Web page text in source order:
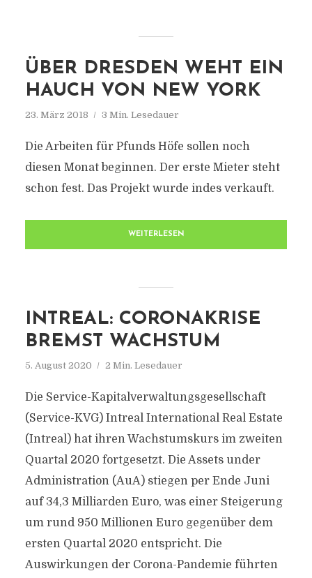
ÜBER DRESDEN WEHT EIN
HAUCH VON NEW YORK
23. März 2018 3 Min. Lesedauer
Die Arbeiten für Pfunds Höfe sollen noch
diesen Monat beginnen. Der erste Mieter steht
schon fest. Das Projekt wurde indes verkauft.
WEITERLESEN
INTREAL: CORONAKRISE
BREMST WACHSTUM
5. August 2020 2 Min. Lesedauer
Die Service-Kapitalverwaltungsgesellschaft
(Service-KVG) Intreal International Real Estate
(Intreal) hat ihren Wachstumskurs im zweiten
Quartal 2020 fortgesetzt. Die Assets under
Administration (AuA) stiegen per Ende Juni
auf 34,3 Milliarden Euro, was einer Steigerung
um rund 950 Millionen Euro gegenüber dem
ersten Quartal 2020 entspricht. Die
Auswirkungen der Corona-Pandemie führten